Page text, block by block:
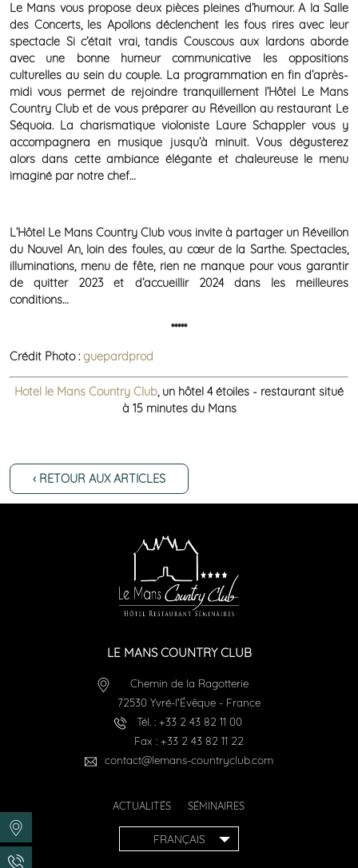
Le Mans vous propose deux pièces pleines d’humour. A la Salle
des Concerts, les Apollons déclenchent les fous rires avec leur
spectacle Si c’était vrai, tandis Couscous aux lardons aborde
avec une bonne humeur communicative les oppositions
culturelles au sein du couple. La programmation en fin d’après-
midi vous permet de rejoindre tranquillement l’Hôtel Le Mans
Country Club et de vous préparer au Réveillon au restaurant Le
Séquoia. La charismatique violoniste Laure Schappler vous y
accompagnera en musique jusqu’à minuit. Vous dégusterez
alors dans cette ambiance élégante et chaleureuse le menu
imaginé par notre chef…
L’Hôtel Le Mans Country Club vous invite à partager un Réveillon
du Nouvel An, loin des foules, au cœur de la Sarthe. Spectacles,
illuminations, menu de fête, rien ne manque pour vous garantir
de quitter 2023 et d’accueillir 2024 dans les meilleures
conditions…
*****
Crédit Photo :guepardprod
Hotel le Mans Country Club, un hôtel 4 étoiles - restaurant situé
à 15 minutes du Mans
‹ RETOUR AUX ARTICLES
LE MANS COUNTRY CLUB
Chemin de la Ragotterie
72530 Yvré-l'Évêque - France
Tél. : +33 2 43 82 11 00
Fax : +33 2 43 82 11 22
contact@lemans-countryclub.com
ACTUALITÉS SÉMINAIRES
FRANÇAIS